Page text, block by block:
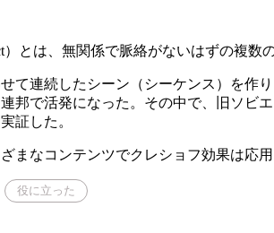
）とは、無関係で脈絡がないはずの複
て連続したシーン（シーケンス）を作
邦で活発になった。その中で、旧ソビ
証した。
まなコンテンツでクレショフ効果は応用
役に立った